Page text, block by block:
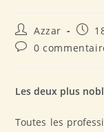
Azzar
0
Les deux plus
Toutes les